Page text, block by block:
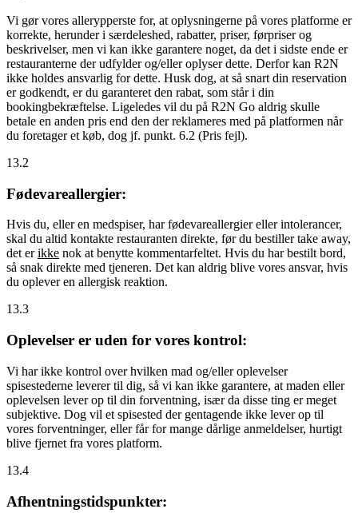
Vi gør vores allerypperste for, at oplysningerne på vores platforme er
korrekte, herunder i særdeleshed, rabatter, priser, førpriser og
beskrivelser, men vi kan ikke garantere noget, da det i sidste ende er
restauranterne der udfylder og/eller oplyser dette. Derfor kan R2N
ikke holdes ansvarlig for dette. Husk dog, at så snart din reservation
er godkendt, er du garanteret den rabat, som står i din
bookingbekræftelse. Ligeledes vil du på R2N Go aldrig skulle
betale en anden pris end den der reklameres med på platformen når
du foretager et køb, dog jf. punkt. 6.2 (Pris fejl).
13.2
Fødevareallergier:
Hvis du, eller en medspiser, har fødevareallergier eller intolerancer,
skal du altid kontakte restauranten direkte, før du bestiller take away,
det erikke nok at benytte kommentarfeltet. Hvis du har bestilt bord,
så snak direkte med tjeneren. Det kan aldrig blive vores ansvar, hvis
du oplever en allergisk reaktion.
13.3
Oplevelser er uden for vores kontrol:
Vi har ikke kontrol over hvilken mad og/eller oplevelser
spisestederne leverer til dig, så vi kan ikke garantere, at maden eller
oplevelsen lever op til din forventning, især da disse ting er meget
subjektive. Dog vil et spisested der gentagende ikke lever op til
vores forventninger, eller får for mange dårlige anmeldelser, hurtigt
blive fjernet fra vores platform.
13.4
Afhentningstidspunkter: